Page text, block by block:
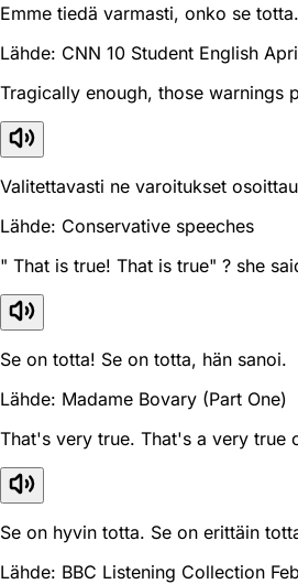
Emme tiedä varmasti, onko se totta.
Lähde: CNN 10 Student English
Tragically enough, those warnings
Valitettavasti ne varoitukset
Lähde: Conservative speeches
" That is true! That is true" ? she
Se on totta! Se on totta, hän sanoi.
Lähde: Madame Bovary (Part One)
That's very true. That's a very true
Se on hyvin totta. Se on erittäin
Lähde: BBC Listening Collection